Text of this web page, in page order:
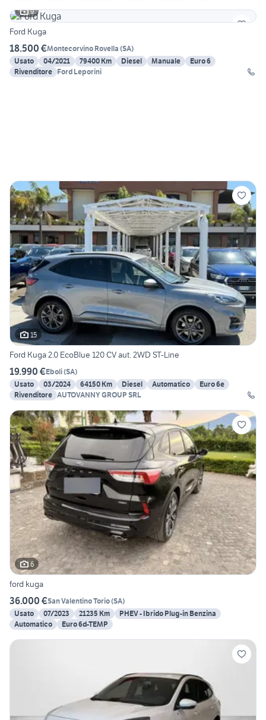
9
Ford Kuga
18.500 €Montecorvino Rovella (SA)
Usato
04/2021 79400 Km Diesel Manuale
Euro 6
Rivenditore Ford Leporini
15
Ford Kuga 2.0 EcoBlue 120 CV aut. 2WD ST-Line
19.990 €Eboli(SA)
Usato
03/2024 64150 Km Diesel Automatico
Euro 6e
Rivenditore AUTOVANNY GROUP SRL
6
ford kuga
36.000 €San Valentino Torio(SA)
Usato
07/2023 21235 Km
PHEV - Ibrido Plug-in Benzina
Automatico
Euro 6d-TEMP